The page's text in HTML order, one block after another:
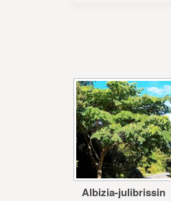
Albizia-julibrissin